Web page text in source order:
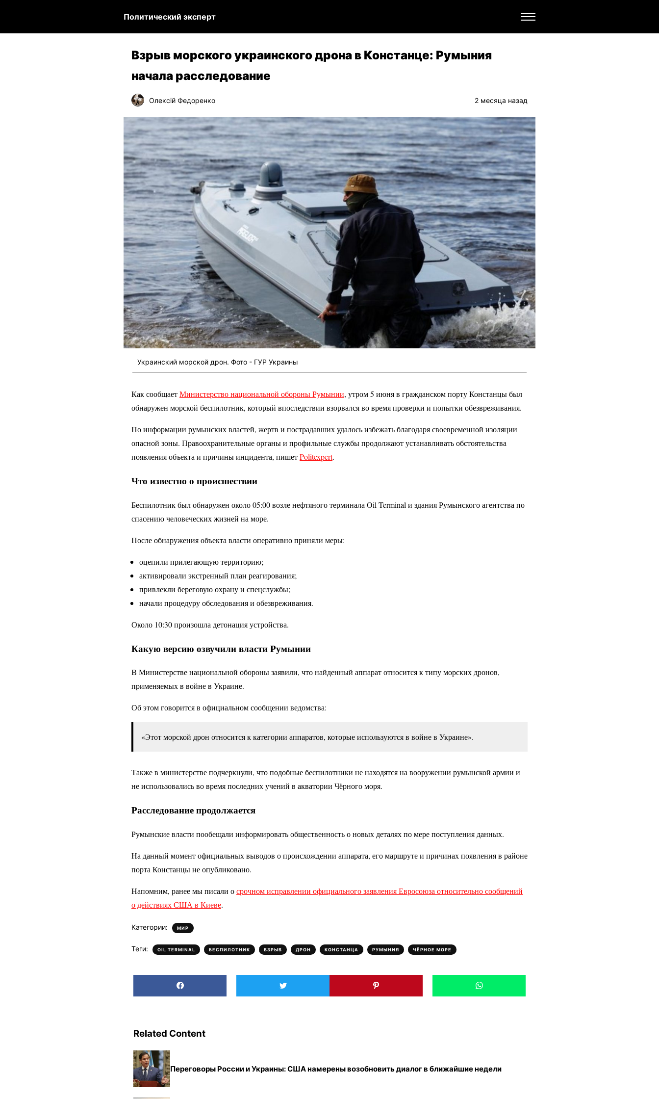
Политический эксперт
Взрыв морского украинского дрона в Констанце: Румыния
начала расследование
Олексій Федоренко 2 месяца назад
Украинский морской дрон. Фото - ГУР Украины
Как сообщаетМинистерство национальной обороны Румынии, утром 5 июня в гражданском порту Констанцы был
обнаружен морской беспилотник, который впоследствии взорвался во время проверки и попытки обезвреживания.
По информации румынских властей, жертв и пострадавших удалось избежать благодаря своевременной изоляции
опасной зоны. Правоохранительные органы и профильные службы продолжают устанавливать обстоятельства
появления объекта и причины инцидента, пишетPolitexpert.
Что известно о происшествии
Беспилотник был обнаружен около 05:00 возле нефтяного терминала Oil Terminal и здания Румынского агентства по
спасению человеческих жизней на море.
После обнаружения объекта власти оперативно приняли меры:
оцепили прилегающую территорию;
активировали экстренный план реагирования;
привлекли береговую охрану и спецслужбы;
начали процедуру обследования и обезвреживания.
Около 10:30 произошла детонация устройства.
Какую версию озвучили власти Румынии
В Министерстве национальной обороны заявили, что найденный аппарат относится к типу морских дронов,
применяемых в войне в Украине.
Об этом говорится в официальном сообщении ведомства:
«Этот морской дрон относится к категории аппаратов, которые используются в войне в Украине».
Также в министерстве подчеркнули, что подобные беспилотники не находятся на вооружении румынской армии и
не использовались во время последних учений в акватории Чёрного моря.
Расследование продолжается
Румынские власти пообещали информировать общественность о новых деталях по мере поступления данных.
На данный момент официальных выводов о происхождении аппарата, его маршруте и причинах появления в районе
порта Констанцы не опубликовано.
Напомним, ранее мы писали осрочном исправлении официального заявления Евросоюза относительно сообщений
о действиях США в Киеве.
Категории: МИР
Теги: OIL TERMINAL , БЕСПИЛОТНИК , ВЗРЫВ , ДРОН , КОНСТАНЦА , РУМЫНИЯ , ЧЁРНОЕ МОРЕ
Related Content
Переговоры России и Украины: США намерены возобновить диалог в ближайшие недели